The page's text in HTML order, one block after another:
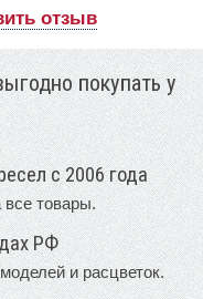
отзыв
покупать у
с 2006 года
все товары.
РФ
и расцветок.